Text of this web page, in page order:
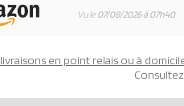
Vu le07/08/2026 à 07h40
livraisons en point relais ou à